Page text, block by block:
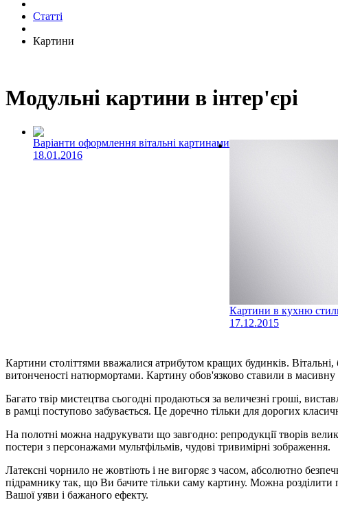
Статті
Картини
Модульні картини в інтер'єрі
Варіанти оформлення вітальні картинами
18.01.2016
Картини в кухню
17.12.2015
Картини століттями вважалися атрибутом кращих будинків.
витонченості натюрмортами. Картину обов'язково ставили в
Багато твір мистецтва сьогодні продаються за величезні гроші,
в рамці поступово забувається. Це доречно тільки для дорогих
На полотні можна надрукувати що завгодно: репродукції творів
постери з персонажами мультфільмів, чудові тривимірні зображення.
Латексні чорнило не жовтіють і не вигоряє з часом, абсолютно
підрамнику так, що Ви бачите тільки саму картину. Можна розділити
Вашої уяви і бажаного ефекту.